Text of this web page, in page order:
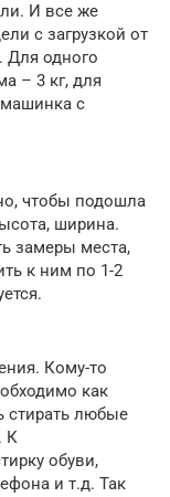
И все же
с загрузкой от
Для одного
– 3 кг, для
с
чтобы подошла
ширина.
замеры места,
к ним по 1-2
Кому-то
как
стирать любые
К
обуви,
и т.д. Так